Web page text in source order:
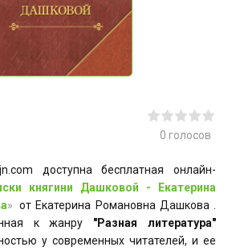
0 голосов
доступна бесплатная онлайн-
княгини Дашковой - Екатерина
» от Екатерина Романовна Дашкова .
к жанру "Разная литература"
у современных читателей, и ее